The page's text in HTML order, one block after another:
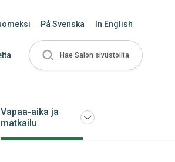
På Svenska In English
Hae Salon sivustoilta
Vapaa-aika ja
matkailu
Avaa